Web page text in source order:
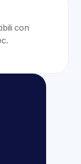
con